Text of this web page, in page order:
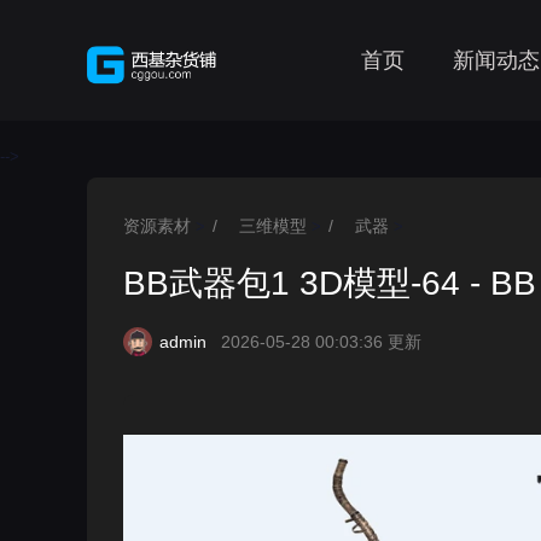
首页 新闻动态
-->
资源素材 / 三维模型 / 武器
BB武器包1 3D模型-64 -
admin 2026-05-28 00:03:36 更新